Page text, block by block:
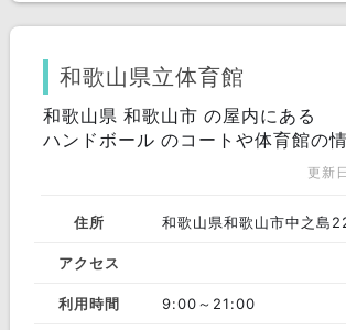
和歌山県立体育館
和歌山県 和歌山市 の屋内にある
ハンドボール のコートや体育館の
更新
住所 和歌山県和歌山市中之島
アクセス
利用時間 9:00～21:00